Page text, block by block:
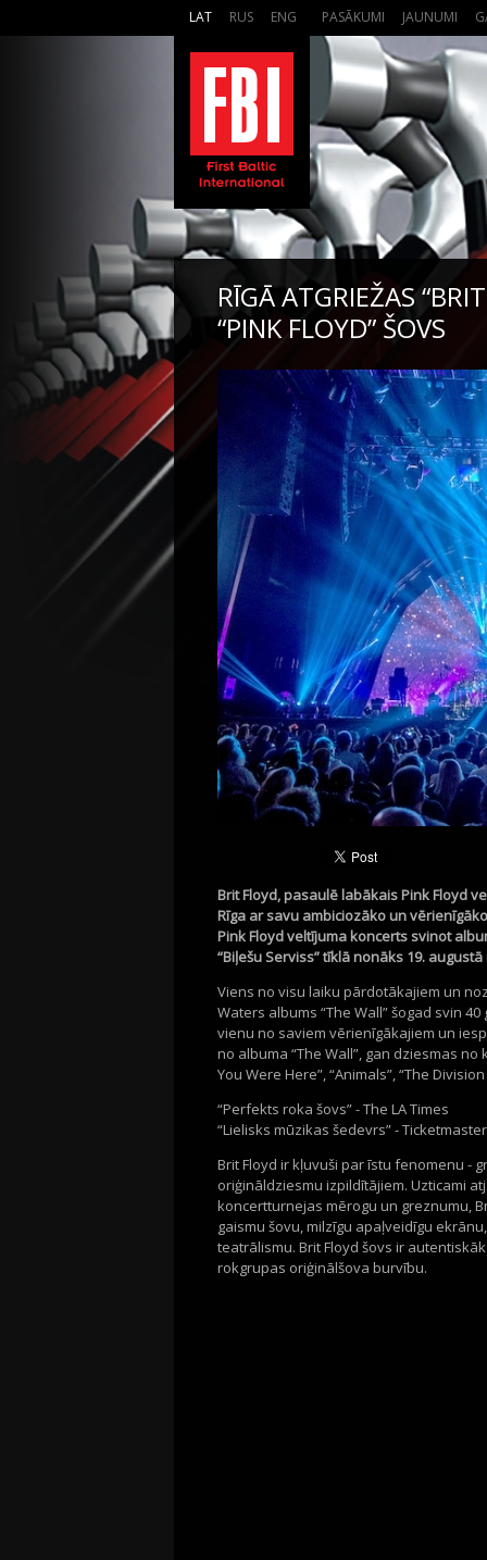
LAT RUS ENG PASĀKUMI JAUNUMI
RĪGĀ ATGRIEŽAS
“PINK FLOYD” ŠOVS
Brit Floyd, pasaulē labākais Pink Floyd
Rīga ar savu ambiciozāko un
Pink Floyd veltījuma koncerts svinot
“Biļešu Serviss” tīklā nonāks 19.
Viens no visu laiku pārdotākajiem un
Waters albums “The Wall” šogad svin
vienu no saviem vērienīgākajiem un
no albuma “The Wall”, gan dziesmas
You Were Here”, “Animals”, “The
“Perfekts roka šovs” - The LA Times
“Lielisks mūzikas šedevrs” - Ticketmaster
Brit Floyd ir kļuvuši par īstu fenomenu -
oriģināldziesmu izpildītājiem. Uzticami
koncertturnejas mērogu un greznumu,
gaismu šovu, milzīgu apaļveidīgu
teatrālismu. Brit Floyd šovs ir
rokgrupas oriģinālšova burvību.